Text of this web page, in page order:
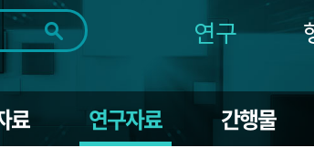
1개월 3개월 1년
연구
료 연구자료 간행물